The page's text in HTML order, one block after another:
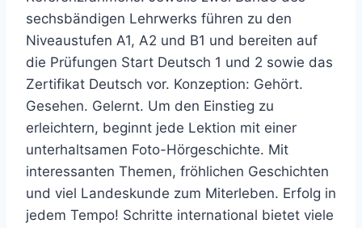
sechsbändigen Lehrwerks führen zu den
Niveaustufen A1, A2 und B1 und bereiten auf
die Prüfungen Start Deutsch 1 und 2 sowie das
Zertifikat Deutsch vor. Konzeption: Gehört.
Gesehen. Gelernt. Um den Einstieg zu
erleichtern, beginnt jede Lektion mit einer
unterhaltsamen Foto-Hörgeschichte. Mit
interessanten Themen, fröhlichen Geschichten
und viel Landeskunde zum Miterleben. Erfolg in
jedem Tempo! Schritte international bietet viele